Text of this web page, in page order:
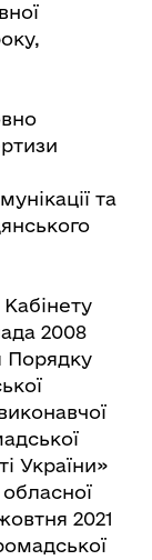
та
2008
Порядку
України»
2021